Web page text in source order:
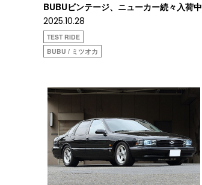
BUBUビンテージ、ニューカー続々入荷中
2025.10.28
TEST RIDE
BUBU / ミツオカ